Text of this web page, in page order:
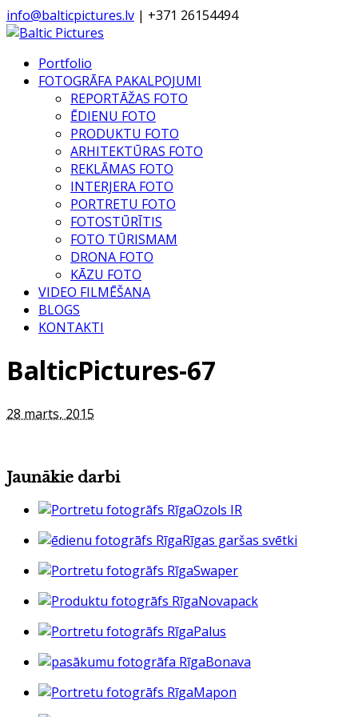
info@balticpictures.lv | +371 26154494
Portfolio
FOTOGRĀFA PAKALPOJUMI
REPORTĀŽAS FOTO
ĒDIENU FOTO
PRODUKTU FOTO
ARHITEKTŪRAS FOTO
REKLĀMAS FOTO
INTERJERA FOTO
PORTRETU FOTO
FOTOSTŪRĪTIS
FOTO TŪRISMAM
DRONA FOTO
KĀZU FOTO
VIDEO FILMĒŠANA
BLOGS
KONTAKTI
BalticPictures-67
28 marts, 2015
Jaunākie darbi
Ozols IR
Rīgas garšas svētki
Swaper
Novapack
Palus
Bonava
Mapon